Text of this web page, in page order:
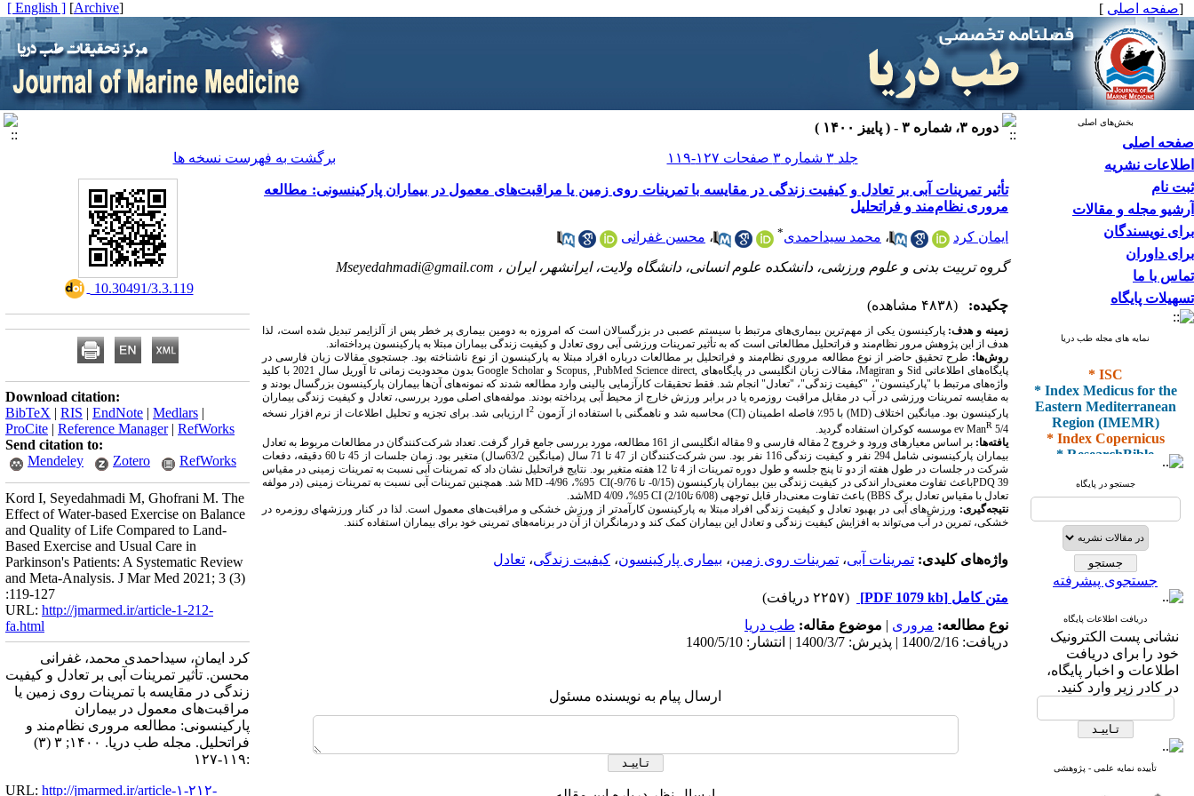
[صفحه اصلی ]
[
Archive
]
[ English ]
بخش‌های اصلی
صفحه اصلی
اطلاعات نشریه
ثبت نام
آرشیو مجله و مقالات
برای نویسندگان
برای داوران
تماس با ما
تسهیلات پایگاه
نمایه های مجله طب دریا
* ISC
* Index Medicus for the
Eastern Mediterranean
Region (IMEMR)
* Index Copernicus
* ResearchBible
* I2OR
* ROAD
* Scientific Indexing
Services
* SID
* Magiran
* Google Scholar
و دارای رتبه علمی
پژوهشی
از کمیسیون نشریات
وزارت بهداشت و درمان
* Index Medicus for the
جستجو در پایگاه
جستجوی پیشرفته
دریافت اطلاعات پایگاه
نشانی پست الکترونیک
خود را برای دریافت
اطلاعات و اخبار پایگاه،
در کادر زیر وارد کنید.
تأییده نمایه علمی - پژوهشی
دوره ۳، شماره ۳ - ( پاییز ۱۴۰۰ )
جلد ۳ شماره ۳ صفحات ۱۲۷-۱۱۹
برگشت به فهرست نسخه ها
تأثیر تمرینات آبی بر تعادل و کیفیت زندگی در مقایسه با تمرینات روی زمین یا مراقبت‌های معمول در بیماران پارکینسونی: مطالعه
مروری نظام‌مند و فراتحلیل
ایمان کرد ، محمد سیداحمدی* ، محسن غفرانی
گروه تربیت بدنی و علوم ورزشی، دانشکده علوم انسانی، دانشگاه ولایت، ایرانشهر، ایران ، Mseyedahmadi@gmail.com
چکیده: (۴۸۳۸ مشاهده)
زمینه و هدف: پارکینسون یکی از مهم‌ترین بیماری‌های مرتبط با سیستم عصبی در بزرگسالان است که امروزه به دومین بیماری پر خطر پس از آلزایمر تبدیل شده است، لذا
هدف از این پژوهش مرور نظام‌مند و فراتحلیل مطالعاتی است که به تأثیر تمرینات ورزشی آبی روی تعادل و کیفیت زندگی بیماران مبتلا به پارکینسون پرداخته‌اند.
روش‌ها: طرح تحقیق حاضر از نوع مطالعه مروری نظام‌مند و فراتحلیل بر مطالعات درباره افراد مبتلا به پارکینسون از نوع ناشناخته بود. جستجوی مقالات زبان فارسی در
پایگاه‌های اطلاعاتی Sidو Magiran، مقالات زبان انگلیسی در پایگاه‌هایScience direct,
PubMed
,
Scopus,و Google Scholar
بدون محدودیت زمانی تا آوریل سال 2021 با کلید
واژه‌های مرتبط با "پارکینسون"، "کیفیت زندگی"، "تعادل" انجام شد. فقط تحقیقات کارآزمایی بالینی وارد مطالعه شدند که نمونه‌های آن‌ها بیماران پارکینسون بزرگسال بودند و
به مقایسه تمرینات ورزشی در آب در مقابل مراقبت روزمره یا در برابر ورزش خارج از محیط آبی پرداخته بودند. مولفه‌های اصلی مورد بررسی، تعادل و کیفیت زندگی بیماران
پارکینسون بود. میانگین اختلاف (MD) با 95٪ فاصله اطمینان ( CI) محاسبه شد و ناهمگنی با استفاده از آزمون 2
Iارزیابی شد. برای تجزیه و تحلیل اطلاعات از نرم افزار نسخه
5/4
R
ev Man موسسه کوکران استفاده گردید.
یافته‌ها:
بر اساس معیارهای ورود و خروج 2 مقاله­ فارسی و 9 مقاله­ انگلیسی از 161 مطالعه، مورد بررسی جامع قرار گرفت. تعداد شرکت‌کنندگان در مطالعات مربوط به تعادل
بیماران پارکینسونی شامل 294 نفر و کیفیت زندگی 116 نفر بود. سن شرکت‌کنندگان از 47 تا 71 سال (میانگین 63/2سال) متغیر بود. زمان جلسات از 45 تا 60 دقیقه، دفعات
شرکت در جلسات در طول هفته از دو تا پنج جلسه و طول دوره تمرینات از 4 تا 12 هفته متغیر بود. نتایج فراتحلیل نشان داد که تمرینات آبی نسبت به تمرینات زمینی در مقیاس
39
PDQباعث تفاوت معنی‌دار اندکی در کیفیت زندگی بین بیماران پارکینسون (0/15- تا 9/76-) CI95%، 4/96- MD شد. همچنین تمرینات آبی نسبت به تمرینات زمینی (در مولفه
تعادل با مقیاس تعادل برگ BBS) باعث تفاوت معنی‌دار قابل توجهی (6/08 تا2/10) CI
MDشد.
نتیجه‌گیری: ورزش‌های آبی در بهبود تعادل و کیفیت زندگی افراد مبتلا به پارکینسون کارآمدتر از ورزش خشکی و مراقبت‌های معمول است. لذا در کنار ورزش­های روزمره در
خشکی، تمرین در آب می‌تواند به افزایش کیفیت زندگی و تعادل این بیماران کمک کند و درمانگران از آن در برنامه‌های تمرینی خود برای بیماران استفاده کنند.
واژه‌های کلیدی: تمرینات آبی، تمرینات روی زمین، بیماری پارکینسون، کیفیت زندگی، تعادل
متن کامل [PDF 1079 kb]
(۲۲۵۷ دریافت)
نوع مطالعه: مروری | موضوع مقاله: طب دریا
دریافت: 1400/2/16 | پذیرش: 1400/3/7 | انتشار: 1400/5/10
ارسال پیام به نویسنده مسئول
‎ 10.30491/3.3.119
Download citation:
BibTeX | RIS | EndNote | Medlars |
ProCite | Reference Manager| RefWorks
Send citation to:
Mendeley
Zotero RefWorks
Kord I, Seyedahmadi M, Ghofrani M. The
Effect of Water-based Exercise on Balance
and Quality of Life Compared to Land-
Based Exercise and Usual Care in
Parkinson's Patients: A Systematic Review
and Meta-Analysis. J Mar Med 2021; 3 (3)
:119-127
URL: http://jmarmed.ir/article-1-212-
fa.html
کرد ایمان، سیداحمدی محمد، غفرانی
محسن. تأثیر تمرینات آبی بر تعادل و کیفیت
زندگی در مقایسه با تمرینات روی زمین یا
مراقبت‌های معمول در بیماران
پارکینسونی: مطالعه مروری نظام‌مند و
فراتحلیل. مجله طب دریا. ۱۴۰۰; ۳ (۳)
:۱۱۹-۱۲۷
URL: http://jmarmed.ir/article-۱-۲۱۲-